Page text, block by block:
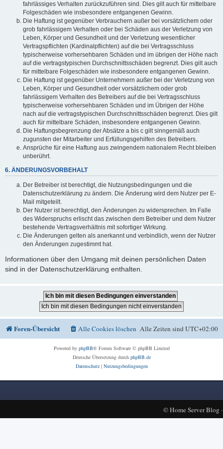
fahrlässiges Verhalten zurückzuführen sind. Dies gilt auch für mittelbare
Folgeschäden wie insbesondere entgangenen Gewinn.
Die Haftung ist gegenüber Verbrauchern außer bei vorsätzlichem oder
grob fahrlässigem Verhalten oder bei Schäden aus der Verletzung von
Leben, Körper und Gesundheit und der Verletzung wesentlicher
Vertragspflichten (Kardinalpflichten) auf die bei Vertragsschluss
typischerweise vorhersehbaren Schäden und im übrigen der Höhe nach
auf die vertragstypischen Durchschnittsschäden begrenzt. Dies gilt auch
für mittelbare Folgeschäden wie insbesondere entgangenen Gewinn.
Die Haftung ist gegenüber Unternehmern außer bei der Verletzung von
Leben, Körper und Gesundheit oder vorsätzlichem oder grob
fahrlässigem Verhalten des Betreibers auf die bei Vertragsschluss
typischerweise vorhersehbaren Schäden und im Übrigen der Höhe
nach auf die vertragstypischen Durchschnittsschäden begrenzt. Dies gilt
auch für mittelbare Schäden, insbesondere entgangenen Gewinn.
Die Haftungsbegrenzung der Absätze a bis c gilt sinngemäß auch
zugunsten der Mitarbeiter und Erfüllungsgehilfen des Betreibers.
Ansprüche für eine Haftung aus zwingendem nationalem Recht bleiben
unberührt.
6. ÄNDERUNGSVORBEHALT
Der Betreiber ist berechtigt, die Nutzungsbedingungen und die
Datenschutzerklärung zu ändern. Die Änderung wird dem Nutzer per E-
Mail mitgeteilt.
Der Nutzer ist berechtigt, den Änderungen zu widersprechen. Im Falle
des Widerspruchs erlischt das zwischen dem Betreiber und dem Nutzer
bestehende Vertragsverhältnis mit sofortiger Wirkung.
Die Änderungen gelten als anerkannt und verbindlich, wenn der Nutzer
den Änderungen zugestimmt hat.
Informationen über den Umgang mit deinen persönlichen Daten
sind in der Datenschutzerklärung enthalten.
Foren-Übersicht Alle Zeiten sindUTC+02:00
Alle Cookies löschen
Powered by phpBB® Forum Software © phpBB Limited
Deutsche Übersetzung durch phpBB.de
Datenschutz| Nutzungsbedingungen
©Home Server Blog